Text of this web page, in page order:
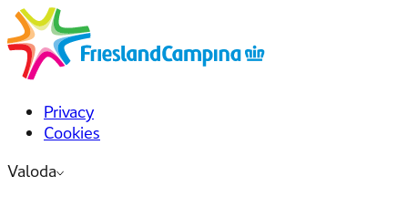
Privacy
Cookies
Valoda